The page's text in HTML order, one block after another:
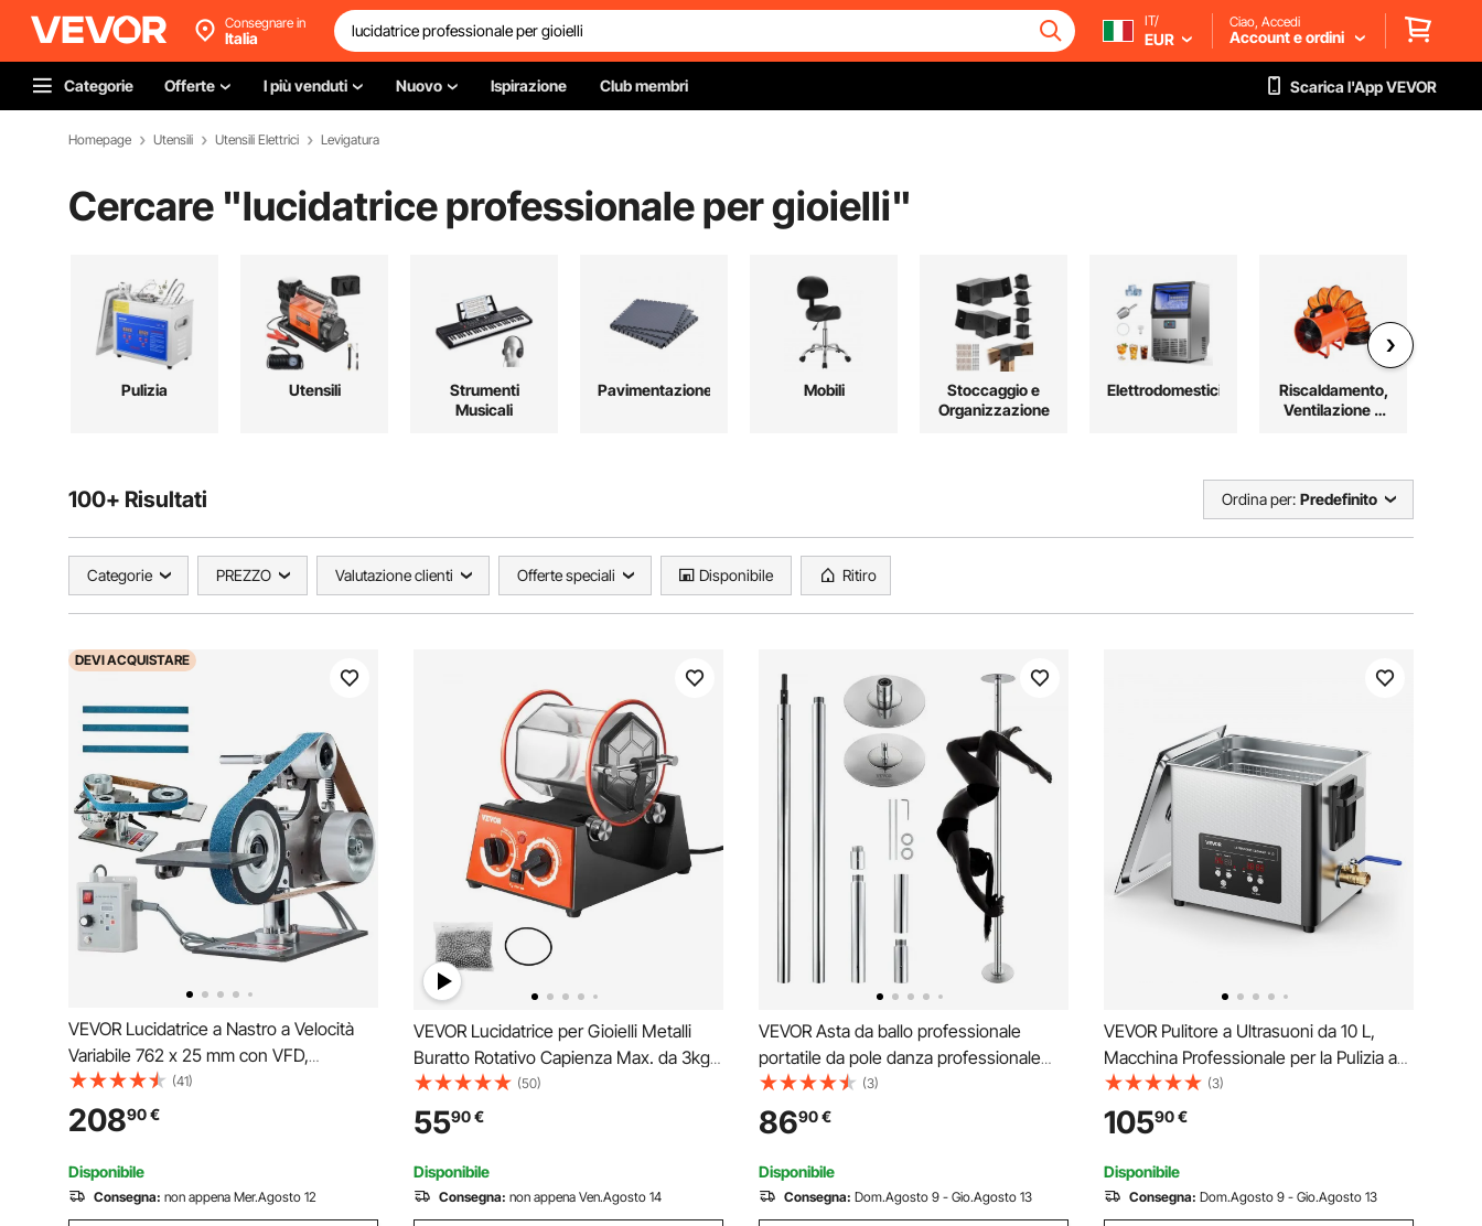
Consegnare in
Italia
IT/
EUR
Ciao, Accedi
Account e ordini
Categorie Offerte I più venduti Nuovo Ispirazione Club membri Scarica l'App VEVOR
Homepage Utensili Utensili Elettrici Levigatura
Cercare "lucidatrice professionale per gioielli"
Pulizia Utensili
Strumenti
Musicali
Pavimentazione Mobili
Stoccaggio e
Organizzazione
Elettrodomestici
Riscaldamento,
Ventilazione e
100+ Risultati Ordina per: Predefinito
Categorie PREZZO Valutazione clienti Offerte speciali Disponibile Ritiro
DEVIACQUISTARE
VEVOR Lucidatrice a Nastro a Velocità
Variabile 762 x 25 mm con VFD,
Levigatrice per Lucidatura 550 W con 2
Stampi Smerigliatura e 3 Nastri Abrasivi
per Lavorazione Metalli, Produzione
Coltelli
(41)
20890€
Disponibile
Consegna: non appena Mer.Agosto 12
VEVOR Lucidatrice per Gioielli Metalli
Buratto Rotativo Capienza Max. da 3kg
per Uso Domestico Fai-da-te,
Lucidatrice 230V CA / 50 Hz Potenza da
45W 5 Velocità Regolabile Buratto
Trasparente da Banco
(50)
5590€
Disponibile
Consegna: non appena Ven.Agosto 14
VEVOR Asta da ballo professionale
portatile da pole danza professionale
circa 2105-2784mm, Barra fitness
rimovibile regolabile in altezza spinning,
Asta da ballo palestre
(3)
8690€
Disponibile
Consegna: Dom.Agosto 9 - Gio.Agosto 13
VEVOR Pulitore a Ultrasuoni da 10 L,
Macchina Professionale per la Pulizia a
Ultrasuoni, con Cestello di Pulizia e
Schermo Digitale, in Acciaio Inox da 180
W e 40 kHz per Orologi, Rasoi, Gioielli
(3)
10590€
Disponibile
Consegna: Dom.Agosto 9 - Gio.Agosto 13